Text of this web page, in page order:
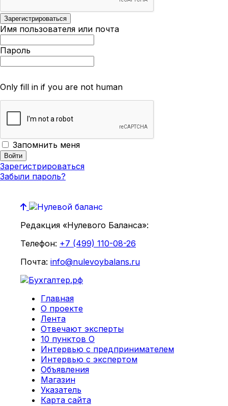
Имя пользователя или почта
Пароль
Only fill in if you are not human
Запомнить меня
Зарегистрироваться
Забыли пароль?
Редакция «Нулевого Баланса»:
Телефон: +7 (499) 110-08-26
Почта: info@nulevoybalans.ru
Главная
О проекте
Лента
Отвечают эксперты
10 пунктов О
Интервью с предпринимателем
Интервью с экспертом
Объявления
Магазин
Указатель
Карта сайта